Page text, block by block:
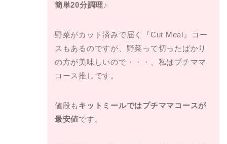
簡単20分調理♪
野菜がカット済みで届く『Cut Meal』コー
スもあるのですが、野菜って切ったばかり
の方が美味しいので・・・、私はプチママ
コース推しです。
値段も キットミールではプチママコースが
最安値です。